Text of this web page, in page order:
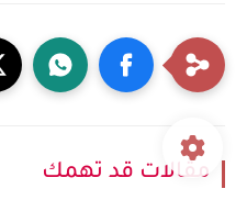
مقالات قد تهمك